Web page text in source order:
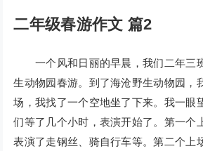
二年级春游作文 篇2
一个风和日丽的早晨，我们二年三
生动物园春游。到了海沧野生动物园，
场，我找了一个空地坐了下来。我一眼
们等了几个小时，表演开始了。第一个
表演了走钢丝、骑自行车等。第二个上